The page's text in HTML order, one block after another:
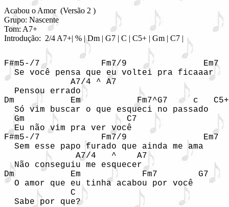
Acabou o Amor  (Versão 2 )
Grupo: Nascente
Tom: A7+
Introdução:  2/4 A7+| % | Dm | G7 | C | C5+ | Gm | C7 |
F#m5-/7            Fm7/9               Em7
  Se você pensa que eu voltei pra ficaaar
             A7/4 ^ A7
  Pensou errado
Dm           Em           Fm7^G7     c   C5+
  Só vim buscar o que esqueci no passado
  Gm                    C7
  Eu não vim pra ver você
F#m5-/7            Fm7/9               Em7
  Sem esse papo furado que ainda me ama
              A7/4   ^    A7
  Não conseguiu me esquecer
Dm           Em            Fm7
  O amor que eu tinha acabou por você
             C
  Sabe por que?